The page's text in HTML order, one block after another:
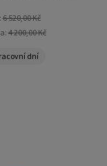
6 520,00 Kč
4 200,00 Kč
dní